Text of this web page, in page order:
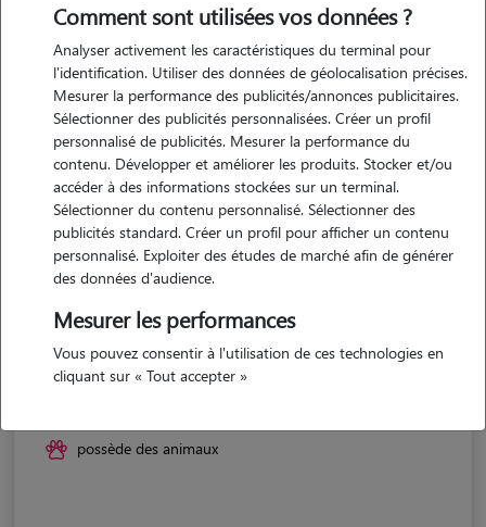
Hina
possède des animaux
Comment sont utilisées vos données ?
Analyser activement les caractéristiques du terminal pour
l'identification. Utiliser des données de géolocalisation précises.
Mesurer la performance des publicités/annonces publicitaires.
Sélectionner des publicités personnalisées. Créer un profil
personnalisé de publicités. Mesurer la performance du
contenu. Développer et améliorer les produits. Stocker et/ou
accéder à des informations stockées sur un terminal.
Sélectionner du contenu personnalisé. Sélectionner des
publicités standard. Créer un profil pour afficher un contenu
personnalisé. Exploiter des études de marché afin de générer
des données d'audience.
Mesurer les performances
Vous pouvez consentir à l'utilisation de ces technologies en
cliquant sur « Tout accepter »